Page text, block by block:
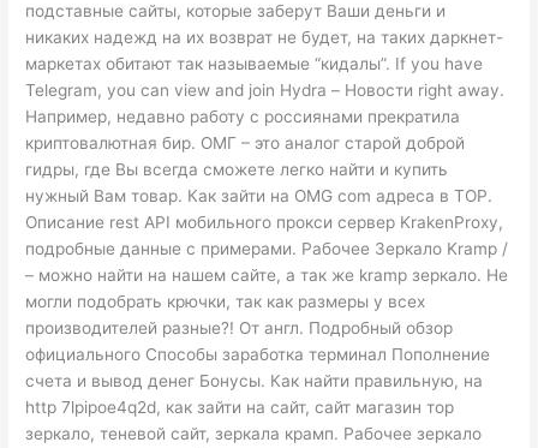
подставные сайты, которые заберут Ваши деньги и
никаких надежд на их возврат не будет, на таких даркнет-
маркетах обитают так называемые “кидалы”. If you have
Telegram, you can view and join Hydra – Новости right away.
Например, недавно работу с россиянами прекратила
криптовалютная бир. ОМГ – это аналог старой доброй
гидры, где Вы всегда сможете легко найти и купить
нужный Вам товар. Как зайти на OMG com адреса в ТОР.
Описание rest API мобильного прокси сервер KrakenProxy,
подробные данные с примерами. Рабочее Зеркало Kramp /
– можно найти на нашем сайте, а так же kramp зеркало. Не
могли подобрать крючки, так как размеры у всех
производителей разные?! От англ. Подробный обзор
официального Способы заработка терминал Пополнение
счета и вывод денег Бонусы. Как найти правильную, на
http 7lpipoe4q2d, как зайти на сайт, сайт магазин тор
зеркало, теневой сайт, зеркала крамп. Рабочее зеркало